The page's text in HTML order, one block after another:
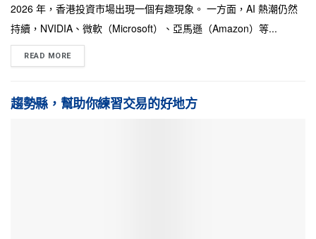
2026 年，香港投資市場出現一個有趣現象。 一方面，AI 熱潮仍然
持續，NVIDIA、微軟（Microsoft）、亞馬遜（Amazon）等...
READ MORE
趨勢縣，幫助你練習交易的好地方